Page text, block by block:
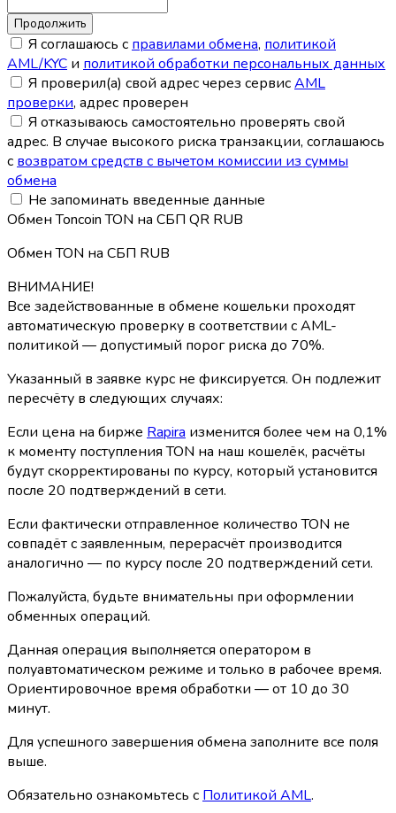
Я соглашаюсь с правилами обмена, политикой
AML/KYC и политикой обработки персональных данных
Я проверил(а) свой адрес через сервисAML
проверки, адрес проверен
Я отказываюсь самостоятельно проверять свой
адрес. В случае высокого риска транзакции, соглашаюсь
с возвратом средств с вычетом комиссии из суммы
обмена
Не запоминать введенные данные
Обмен Toncoin TON на СБП QR RUB
Обмен TON на СБП RUB
ВНИМАНИЕ!
Все задействованные в обмене кошельки проходят
автоматическую проверку в соответствии с AML-
политикой — допустимый порог риска до 70%.
Указанный в заявке курс не фиксируется. Он подлежит
пересчёту в следующих случаях:
Если цена на бирже Rapira изменится более чем на 0,1%
к моменту поступления TON на наш кошелёк, расчёты
будут скорректированы по курсу, который установится
после 20 подтверждений в сети.
Если фактически отправленное количество TON не
совпадёт с заявленным, перерасчёт производится
аналогично — по курсу после 20 подтверждений сети.
Пожалуйста, будьте внимательны при оформлении
обменных операций.
Данная операция выполняется оператором в
полуавтоматическом режиме и только в рабочее время.
Ориентировочное время обработки — от 10 до 30
минут.
Для успешного завершения обмена заполните все поля
выше.
Обязательно ознакомьтесь с Политикой AML.